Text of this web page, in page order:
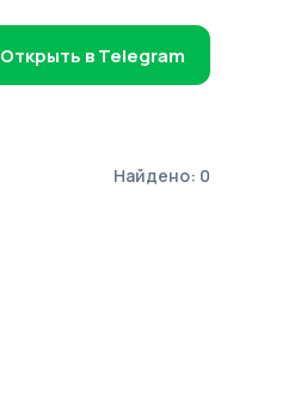
Открыть в Telegram
Найдено: 0